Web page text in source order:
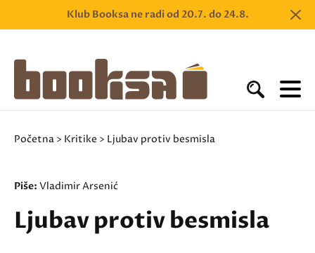
Klub Booksa ne radi od 20.7. do 24.8.
Početna > Kritike > Ljubav protiv besmisla
Piše: Vladimir Arsenić
Ljubav protiv besmisla